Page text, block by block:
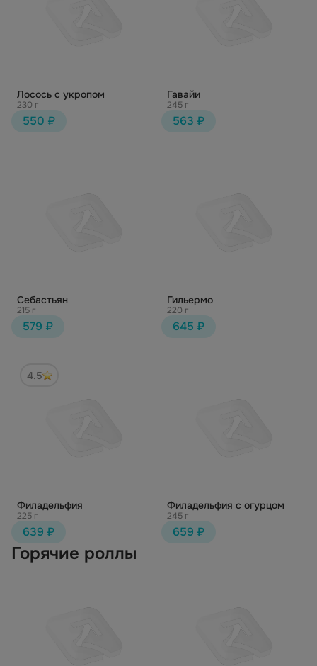
Лосось с укропом
230 г
550 ₽
Гавайи
245 г
563 ₽
Себастьян
215 г
579 ₽
Гильермо
220 г
645 ₽
4.5
Филадельфия
225 г
639 ₽
Филадельфия с огурцом
245 г
659 ₽
Горячие роллы